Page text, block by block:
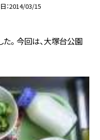
2014/03/15
。 今回は、大塚台公園